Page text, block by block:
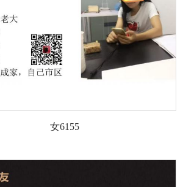
女6155